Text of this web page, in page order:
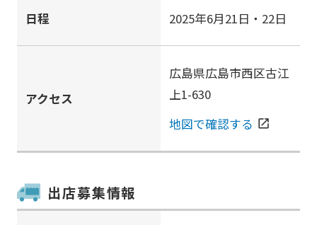
日程 2025年6月21日・22日
アクセス
広島県広島市西区古江
上1-630
地図で確認する open_in_new
出店募集情報